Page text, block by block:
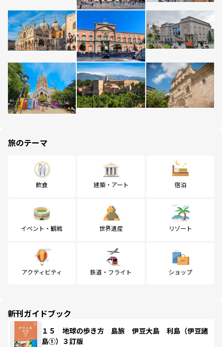
旅のテーマ
飲食 建築・アート 宿泊
イベント・観戦 世界遺産 リゾート
アクティビティ 鉄道・フライト ショップ
新刊ガイドブック
１５ 地球の歩き方 島旅 伊豆大島 利島（伊豆諸
島①）３訂版